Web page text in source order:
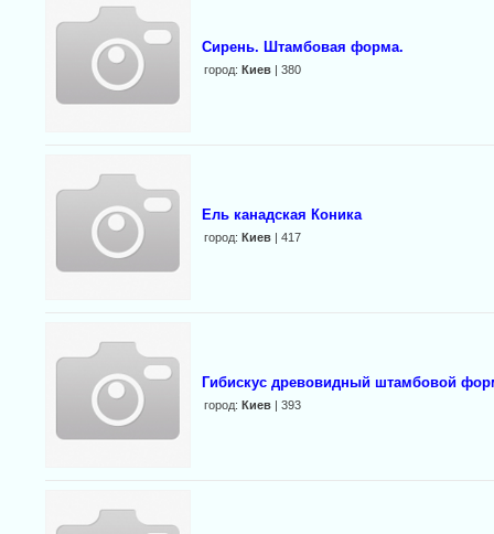
Сирень. Штамбовая форма.
город: Киев| 380
Ель канадская Коника
город: Киев| 417
Гибискус древовидный штамбовой
город: Киев| 393